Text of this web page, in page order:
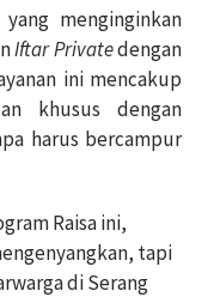
menginginkan
Iftar Privatedengan
ini mencakup
khusus dengan
harus bercampur
Raisa ini,
tapi
di Serang